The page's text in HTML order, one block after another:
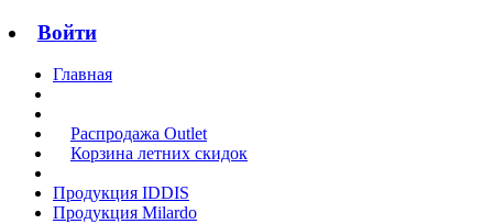
Войти
Главная
Распродажа Outlet
Корзина летних скидок
Продукция IDDIS
Продукция Milardo